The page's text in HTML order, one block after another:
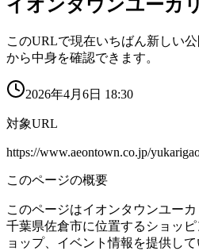
イオンタウンユーカ
このURLで現在いちばん新しい
から中身を確認できます。
2026年4月6日 18:30
対象URL
https://www.aeontown.co.jp/
このページの概要
このページはイオンタウンユー
千葉県佐倉市に位置するショッ
ョップ、イベント情報を提供し